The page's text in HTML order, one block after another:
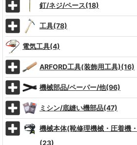
釘/ネジ/ペース(18)
工具(78)
電気工具(4)
ARFORD工具(装飾用工具)(16)
機械部品/ペーパー/他(96)
ミシン/底縫い機部品(47)
機械本体(靴修理機械・圧着機
(23)